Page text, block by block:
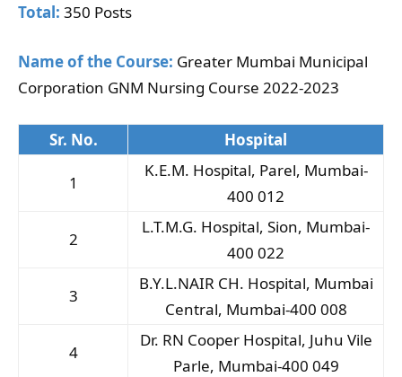
Total: 350 Posts
Name of the Course: Greater Mumbai Municipal
Corporation GNM Nursing Course 2022-2023
Sr. No. Hospital
1
K.E.M. Hospital, Parel, Mumbai-
400 012
2
L.T.M.G. Hospital, Sion, Mumbai-
400 022
3
B.Y.L.NAIR CH. Hospital, Mumbai
Central, Mumbai-400 008
4
Dr. RN Cooper Hospital, Juhu Vile
Parle, Mumbai-400 049